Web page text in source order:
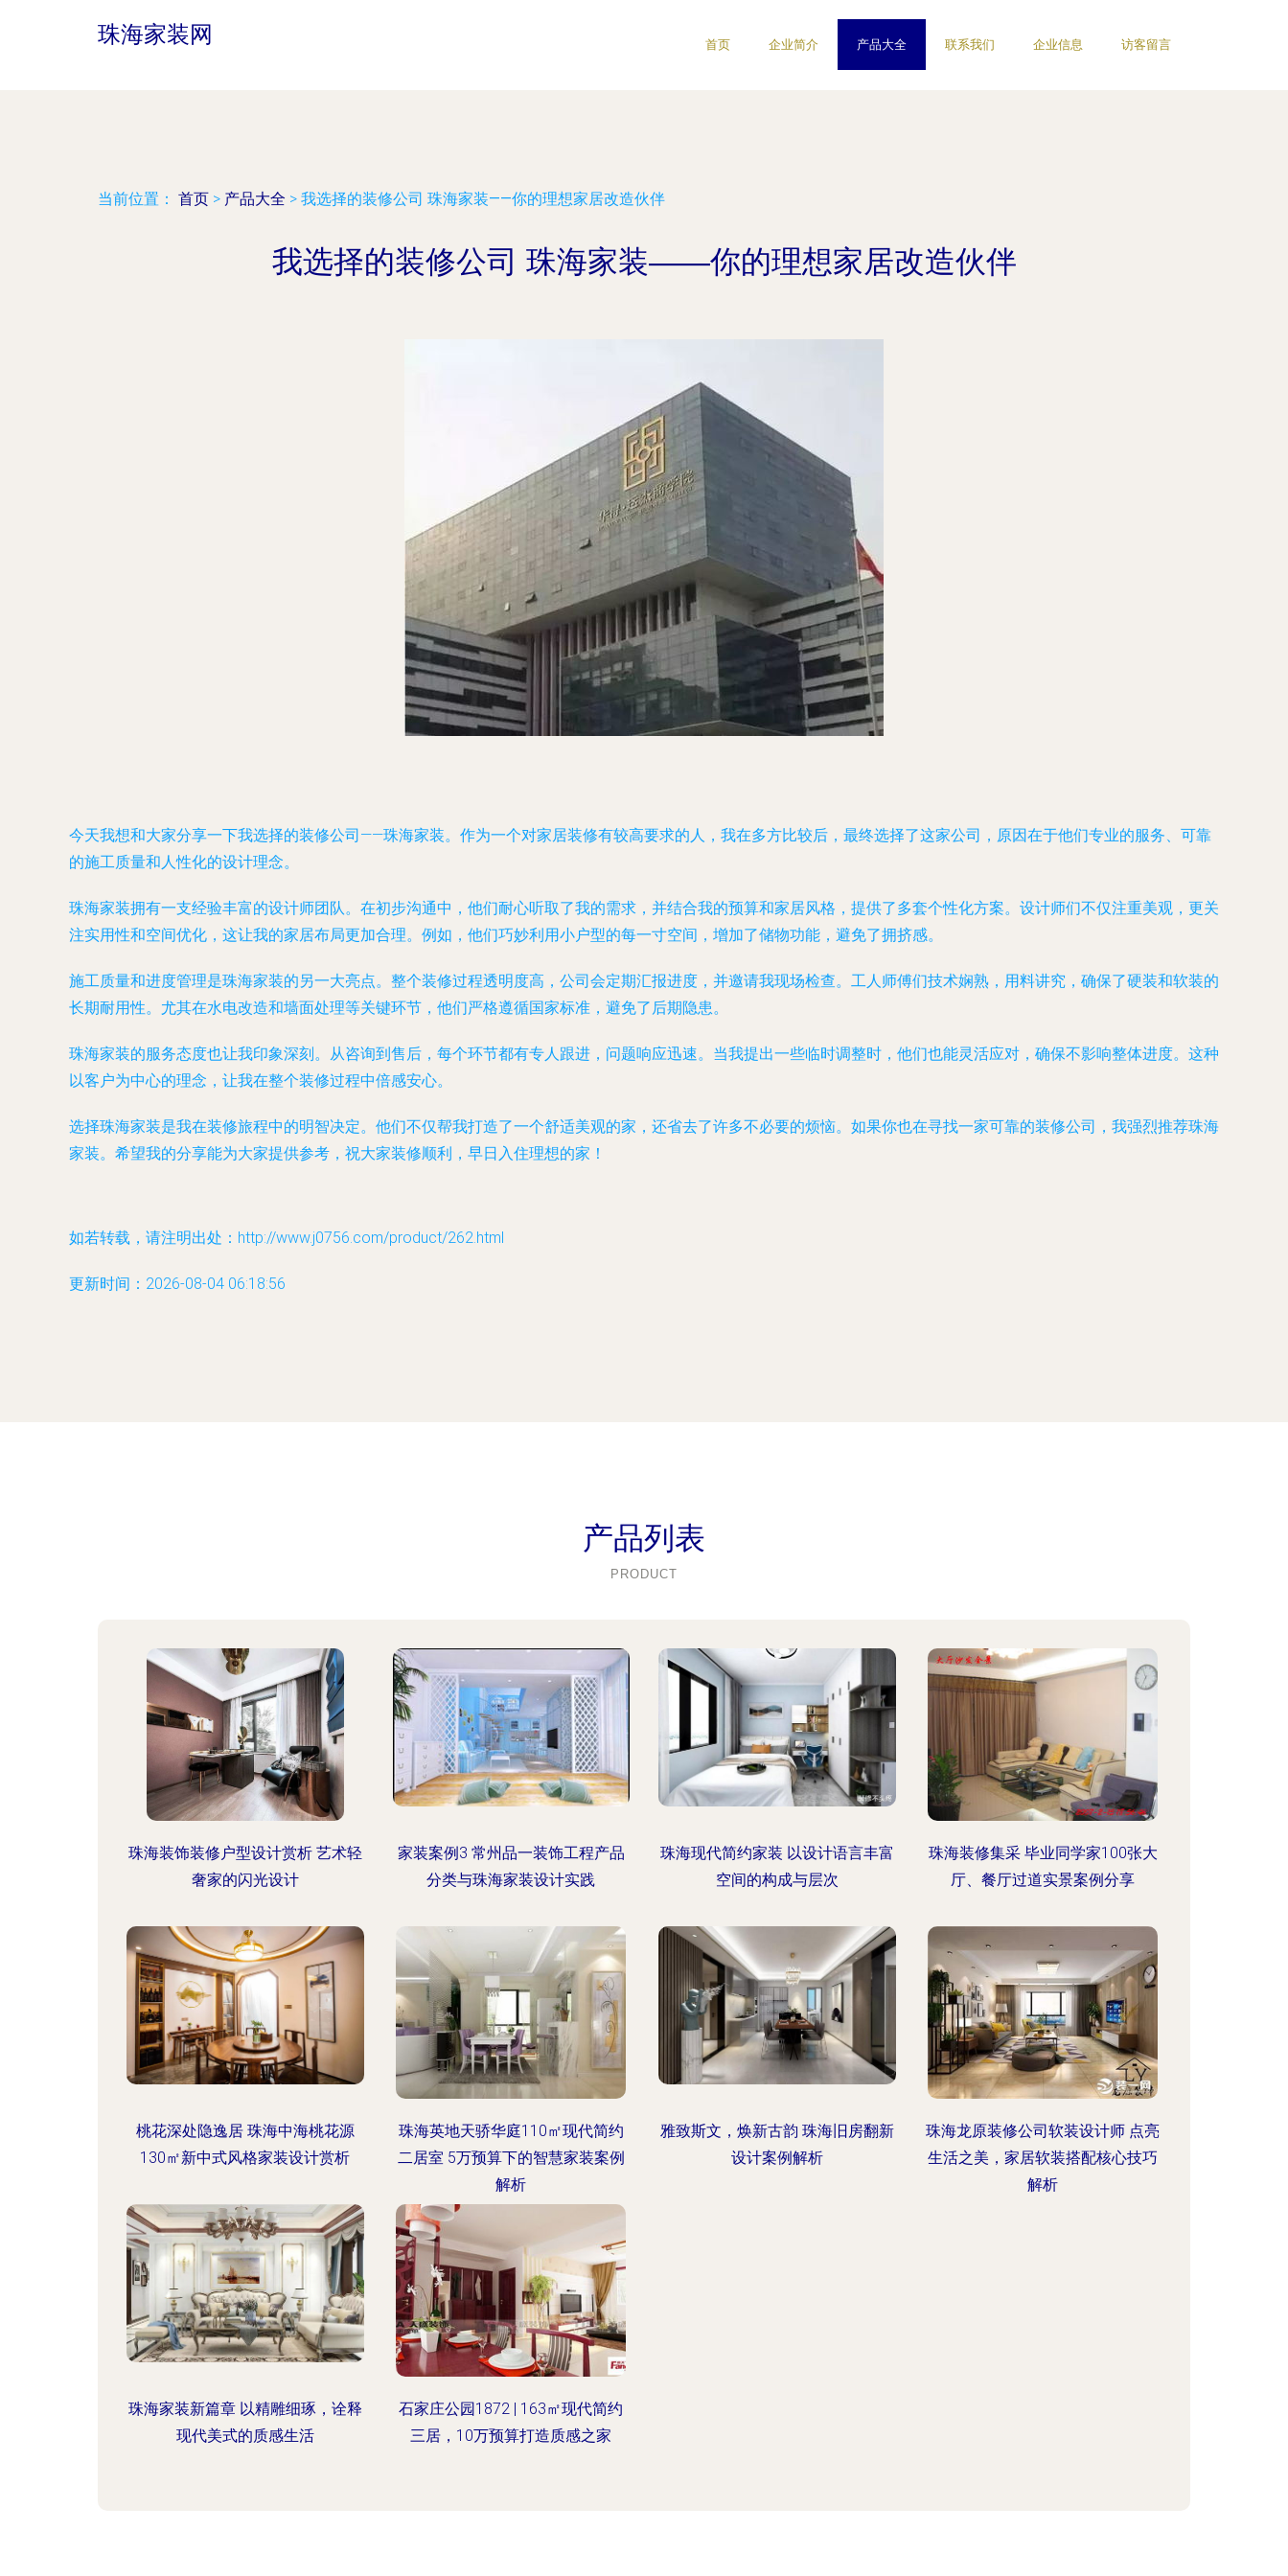
珠海家装网 首页 企业简介 产品大全 联系我们 企业信息 访客留言
当前位置： 首页 > 产品大全 > 我选择的装修公司 珠海家装——你的理想家居改造伙伴
我选择的装修公司 珠海家装——你的理想家居改造伙伴
今天我想和大家分享一下我选择的装修公司——珠海家装。作为一个对家居装修有较高要求的人，我在多方比较后，最终选择了这家公司，原因在于他们专业的服务、可靠
的施工质量和人性化的设计理念。
珠海家装拥有一支经验丰富的设计师团队。在初步沟通中，他们耐心听取了我的需求，并结合我的预算和家居风格，提供了多套个性化方案。设计师们不仅注重美观，更关
注实用性和空间优化，这让我的家居布局更加合理。例如，他们巧妙利用小户型的每一寸空间，增加了储物功能，避免了拥挤感。
施工质量和进度管理是珠海家装的另一大亮点。整个装修过程透明度高，公司会定期汇报进度，并邀请我现场检查。工人师傅们技术娴熟，用料讲究，确保了硬装和软装的
长期耐用性。尤其在水电改造和墙面处理等关键环节，他们严格遵循国家标准，避免了后期隐患。
珠海家装的服务态度也让我印象深刻。从咨询到售后，每个环节都有专人跟进，问题响应迅速。当我提出一些临时调整时，他们也能灵活应对，确保不影响整体进度。这种
以客户为中心的理念，让我在整个装修过程中倍感安心。
选择珠海家装是我在装修旅程中的明智决定。他们不仅帮我打造了一个舒适美观的家，还省去了许多不必要的烦恼。如果你也在寻找一家可靠的装修公司，我强烈推荐珠海
家装。希望我的分享能为大家提供参考，祝大家装修顺利，早日入住理想的家！
如若转载，请注明出处：http://www.j0756.com/product/262.html
更新时间：2026-08-04 06:18:56
产品列表
PRODUCT
珠海装饰装修户型设计赏析 艺术轻
奢家的闪光设计
家装案例3 常州品一装饰工程产品
分类与珠海家装设计实践
珠海现代简约家装 以设计语言丰富
空间的构成与层次
珠海装修集采 毕业同学家100张大
厅、餐厅过道实景案例分享
桃花深处隐逸居 珠海中海桃花源
130㎡新中式风格家装设计赏析
珠海英地天骄华庭110㎡现代简约
二居室 5万预算下的智慧家装案例
解析
雅致斯文，焕新古韵 珠海旧房翻新
设计案例解析
珠海龙原装修公司软装设计师 点亮
生活之美，家居软装搭配核心技巧
解析
珠海家装新篇章 以精雕细琢，诠释
现代美式的质感生活
石家庄公园1872 | 163㎡现代简约
三居，10万预算打造质感之家